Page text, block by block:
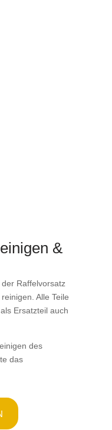
&
Raffelvorsatz
Alle Teile
Ersatzteil auch
des
das